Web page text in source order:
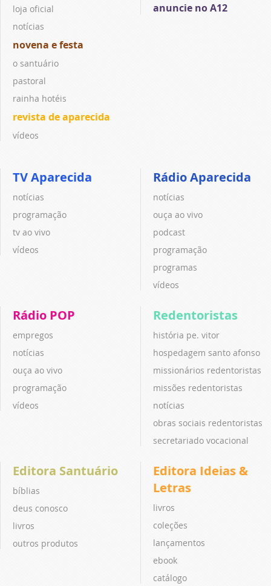
loja oficial
notícias
novena e festa
o santuário
pastoral
rainha hotéis
revista de aparecida
vídeos
anuncie no A12
TV Aparecida
notícias
programação
tv ao vivo
vídeos
Rádio Aparecida
notícias
ouça ao vivo
podcast
programação
programas
vídeos
Rádio POP
empregos
notícias
ouça ao vivo
programação
vídeos
Redentoristas
história pe. vitor
hospedagem santo afonso
missionários redentoristas
missões redentoristas
notícias
obras sociais redentoristas
secretariado vocacional
Editora Santuário
bíblias
deus conosco
livros
outros produtos
Editora Ideias &
Letras
livros
coleções
lançamentos
ebook
catálogo